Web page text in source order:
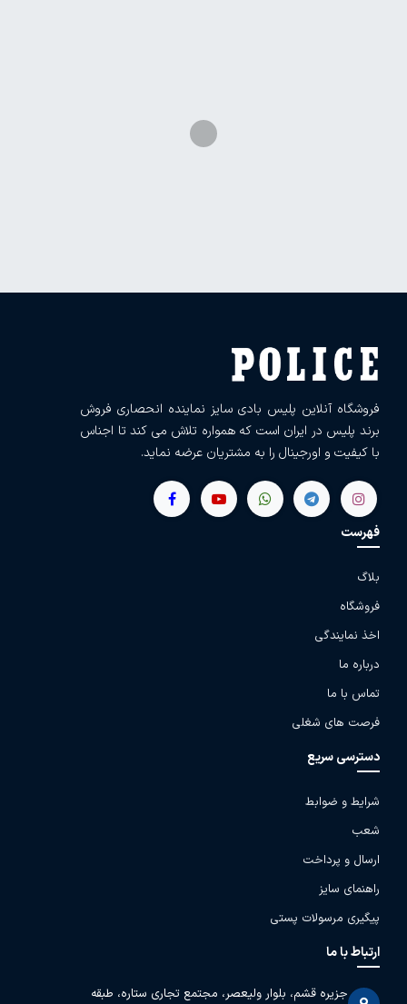
فروشگاه آنلاین پلیس بادی سایز نماینده انحصاری فروش
برند پلیس در ایران است که همواره تلاش می کند تا اجناس
با کیفیت و اورجینال را به مشتریان عرضه نماید.
فهرست
بلاگ
فروشگاه
اخذ نمایندگی
درباره ما
تماس با ما
فرصت های شغلی
دسترسی سریع
شرایط و ضوابط
شعب
ارسال و پرداخت
راهنمای سایز
پیگیری مرسولات پستی
ارتباط با ما
جزیره قشم، بلوار ولیعصر، مجتمع تجاری ستاره، طبقه